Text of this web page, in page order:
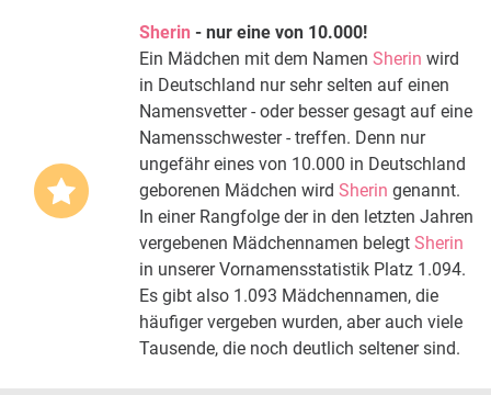
Sherin - nur eine von 10.000!
Ein Mädchen mit dem Namen Sherin wird
in Deutschland nur sehr selten auf einen
Namensvetter - oder besser gesagt auf eine
Namensschwester - treffen. Denn nur
ungefähr eines von 10.000 in Deutschland
geborenen Mädchen wird Sherin genannt.
In einer Rangfolge der in den letzten Jahren
vergebenen Mädchennamen belegt Sherin
in unserer Vornamensstatistik Platz 1.094.
Es gibt also 1.093 Mädchennamen, die
häufiger vergeben wurden, aber auch viele
Tausende, die noch deutlich seltener sind.